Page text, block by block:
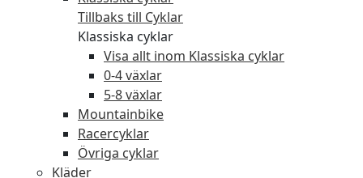
Tillbaks till Cyklar
Klassiska cyklar
Visa allt inom Klassiska cyklar
0-4 växlar
5-8 växlar
Mountainbike
Racercyklar
Övriga cyklar
Kläder